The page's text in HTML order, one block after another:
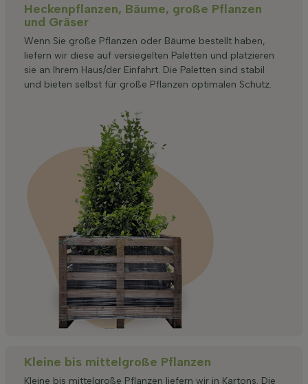
Heckenpflanzen, Bäume, große Pflanzen
und Gräser
Wenn Sie große Pflanzen oder Bäume bestellt haben,
liefern wir diese auf versiegelten Paletten und platzieren
sie an Ihrem Haus/der Einfahrt. Die Paletten sind stabil
und bieten selbst für große Pflanzen optimalen Schutz.
Kleine bis mittelgroße Pflanzen
Kleine bis mittelgroße Pflanzen liefern wir in Kartons. Die